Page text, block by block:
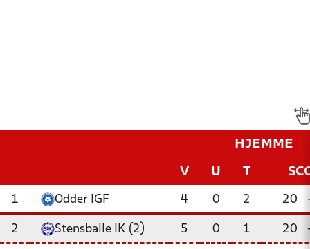
HJEMME
V U T
1 Odder IGF 4 0 2 20
2 Stensballe IK (2) 5 0 1 20